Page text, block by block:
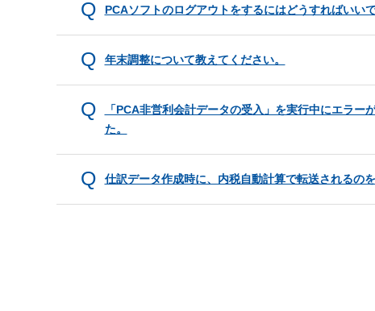
PCAソフトのログアウトをするにはどうすればいい
年末調整について教えてください。
「PCA非営利会計データの受入」を実行中にエラ
た。
仕訳データ作成時に、内税自動計算で転送されるのを